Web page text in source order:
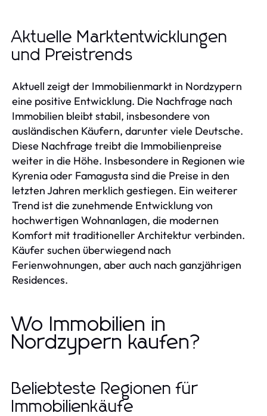
Aktuelle Marktentwicklungen
und Preistrends
Aktuell zeigt der Immobilienmarkt in Nordzypern
eine positive Entwicklung. Die Nachfrage nach
Immobilien bleibt stabil, insbesondere von
ausländischen Käufern, darunter viele Deutsche.
Diese Nachfrage treibt die Immobilienpreise
weiter in die Höhe. Insbesondere in Regionen wie
Kyrenia oder Famagusta sind die Preise in den
letzten Jahren merklich gestiegen. Ein weiterer
Trend ist die zunehmende Entwicklung von
hochwertigen Wohnanlagen, die modernen
Komfort mit traditioneller Architektur verbinden.
Käufer suchen überwiegend nach
Ferienwohnungen, aber auch nach ganzjährigen
Residences.
Wo Immobilien in
Nordzypern kaufen?
Beliebteste Regionen für
Immobilienkäufe